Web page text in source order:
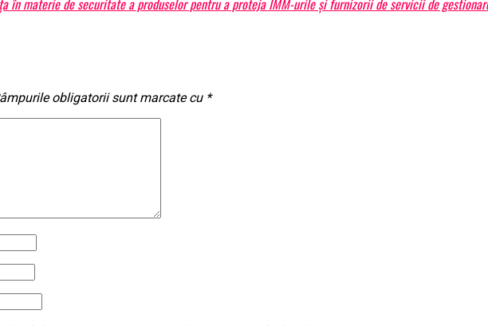
obligatorii sunt marcate cu *